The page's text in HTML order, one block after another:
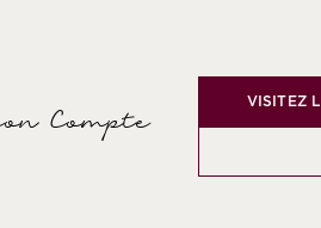
Compte
VISITEZ